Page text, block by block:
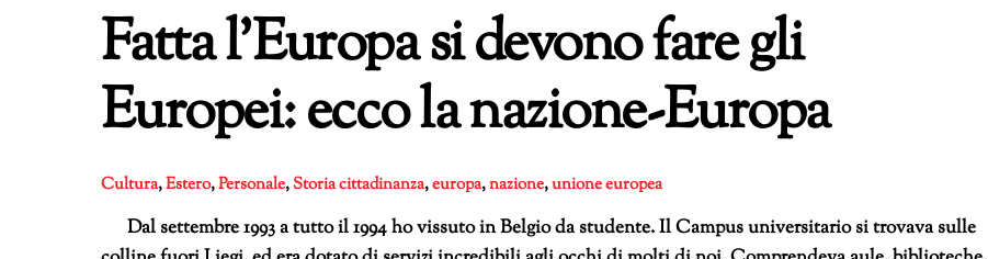
Fatta l’Europa si devono fare gli
Europei: ecco la nazione-Europa
Cultura,Estero,Personale,Storiacittadinanza,europa,nazione,unione europea
Dal settembre 1993 a tutto il 1994 ho vissuto in Belgio da studente. Il Campus universitario si trovava sulle